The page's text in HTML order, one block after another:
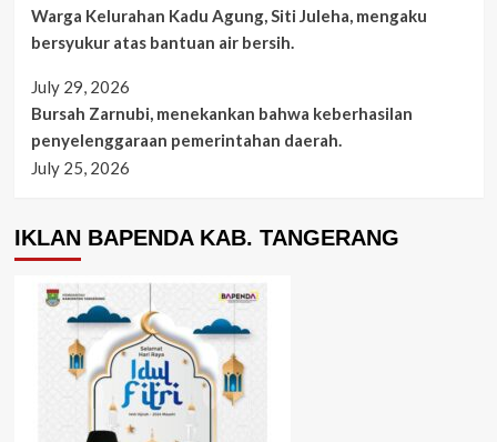
Warga Kelurahan Kadu Agung, Siti Juleha, mengaku
bersyukur atas bantuan air bersih.
July 29, 2026
Bursah Zarnubi, menekankan bahwa keberhasilan
penyelenggaraan pemerintahan daerah.
July 25, 2026
IKLAN BAPENDA KAB. TANGERANG